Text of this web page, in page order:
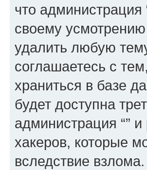
что администрация
своему
удалить любую
соглашаетесь с
храниться в базе
будет доступна
администрация “”
хакеров, которые
вследствие взлома.